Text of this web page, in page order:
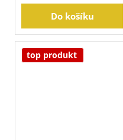
Do košíku
top produkt